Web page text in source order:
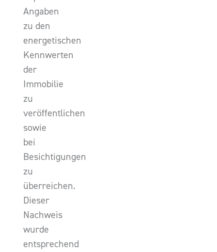
Angaben
zu den
energetischen
Kennwerten
der
Immobilie
zu
veröffentlichen
sowie
bei
Besichtigungen
zu
überreichen.
Dieser
Nachweis
wurde
entsprechend